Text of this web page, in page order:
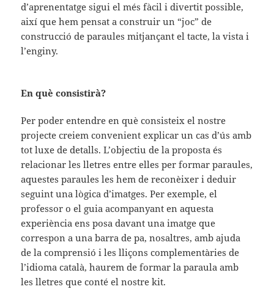
d’aprenentatge sigui el més fàcil i divertit possible,
així que hem pensat a construir un “joc” de
construcció de paraules mitjançant el tacte, la vista i
l’enginy.
En què consistirà?
Per poder entendre en què consisteix el nostre
projecte creiem convenient explicar un cas d’ús amb
tot luxe de detalls. L’objectiu de la proposta és
relacionar les lletres entre elles per formar paraules,
aquestes paraules les hem de reconèixer i deduir
seguint una lògica d’imatges. Per exemple, el
professor o el guia acompanyant en aquesta
experiència ens posa davant una imatge que
correspon a una barra de pa, nosaltres, amb ajuda
de la comprensió i les lliçons complementàries de
l’idioma català, haurem de formar la paraula amb
les lletres que conté el nostre kit.